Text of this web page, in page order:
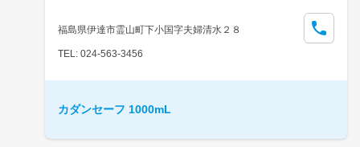
福島県伊達市霊山町下小国字夫婦清水２８
TEL: 024-563-3456
カダンセーフ 1000mL